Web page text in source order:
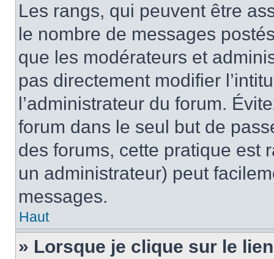
Les rangs, qui peuvent être
le nombre de messages
que les modérateurs et
pas directement modifier
l’administrateur du forum.
forum dans le seul but de
des forums, cette pratique est
un administrateur) peut
messages.
Haut
» Lorsque je clique sur le